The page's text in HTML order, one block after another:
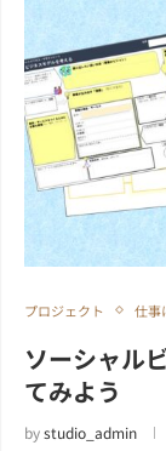
プロジェクト 仕事
ソーシャル
てみよう
bystudio_admin